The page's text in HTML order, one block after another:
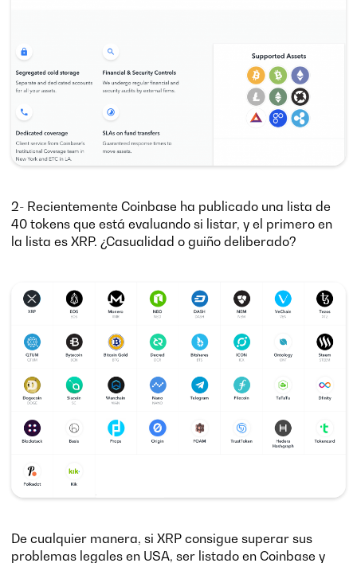
2- Recientemente Coinbase ha publicado una lista de
40 tokens que está evaluando si listar, y el primero en
la lista es XRP. ¿Casualidad o guiño deliberado?
De cualquier manera, si XRP consigue superar sus
problemas legales en USA, ser listado en Coinbase y